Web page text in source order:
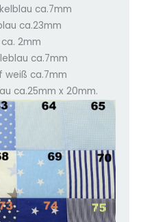
ca.7mm
ca.23mm
2mm
ca.7mm
weiß ca.7mm
ca.25mm x 20mm.